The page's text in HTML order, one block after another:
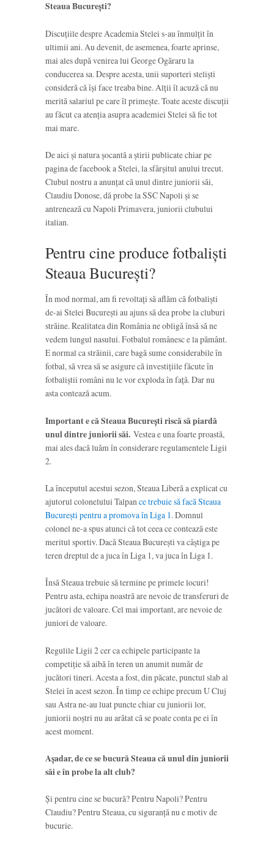
Steaua București?
Discuțiile despre Academia Stelei s-au înmulțit în
ultimii ani. Au devenit, de asemenea, foarte aprinse,
mai ales după venirea lui George Ogăraru la
conducerea sa. Despre acesta, unii suporteri steliști
consideră că își face treaba bine. Alții îl acuză că nu
merită salariul pe care îl primește. Toate aceste discuții
au făcut ca atenția asupra academiei Stelei să fie tot
mai mare.
De aici și natura șocantă a știrii publicate chiar pe
pagina de facebook a Stelei, la sfârșitul anului trecut.
Clubul nostru a anunțat că unul dintre juniorii săi,
Claudiu Donose, dă probe la SSC Napoli și se
antrenează cu Napoli Primavera, juniorii clubului
italian.
Pentru cine produce fotbaliști
Steaua București?
În mod normal, am fi revoltați să aflăm că fotbaliști
de-ai Stelei București au ajuns să dea probe la cluburi
străine. Realitatea din România ne obligă însă să ne
vedem lungul nasului. Fotbalul românesc e la pământ.
E normal ca străinii, care bagă sume considerabile în
fotbal, să vrea să se asigure că investițiile făcute în
fotbaliștii români nu le vor exploda în față. Dar nu
asta contează acum.
Important e că Steaua București riscă să piardă
unul dintre juniorii săi. Vestea e una foarte proastă,
mai ales dacă luăm în considerare regulamentele Ligii
2.
La începutul acestui sezon, Steaua Liberă a explicat cu
ajutorul colonelului Talpance trebuie să facă Steaua
București pentru a promova în Liga 1. Domnul
colonel ne-a spus atunci că tot ceea ce contează este
meritul sportiv. Dacă Steaua București va câștiga pe
teren dreptul de a juca în Liga 1, va juca în Liga 1.
Însă Steaua trebuie să termine pe primele locuri!
Pentru asta, echipa noastră are nevoie de transferuri de
jucători de valoare. Cel mai important, are nevoie de
juniori de valoare.
Regulile Ligii 2 cer ca echipele participante la
competiție să aibă în teren un anumit număr de
jucători tineri. Acesta a fost, din păcate, punctul slab al
Stelei în acest sezon. În timp ce echipe precum U Cluj
sau Astra ne-au luat puncte chiar cu juniorii lor,
juniorii noștri nu au arătat că se poate conta pe ei în
acest moment.
Așadar, de ce se bucură Steaua că unul din juniorii
săi e în probe la alt club?
Și pentru cine se bucură? Pentru Napoli? Pentru
Claudiu? Pentru Steaua, cu siguranță nu e motiv de
bucurie.